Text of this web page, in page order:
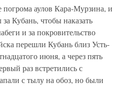
аулов Кара-Мурзина, и
Кубань, чтобы наказать
и за покровительство
перешли Кубань близ Усть-
июня, а через пять
раз встретились с
с тылу на обоз, но были